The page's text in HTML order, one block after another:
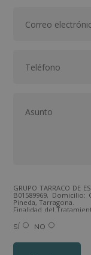
GRUPO TARRACO DE
B01589969, Domicilio:
Pineda, Tarragona.
Finalidad del
los productos
interés.
Derechos: Puede
SÍ NO